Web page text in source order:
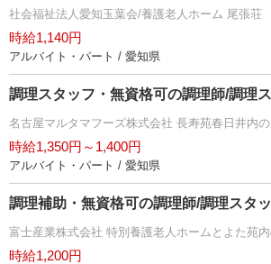
社会福祉法人愛知玉葉会/養護老人ホーム 尾張荘
時給1,140円
アルバイト・パート / 愛知県
調理スタッフ・無資格可の調理師/調理
名古屋マルタマフーズ株式会社 長寿苑春日井内
時給1,350円～1,400円
アルバイト・パート / 愛知県
調理補助・無資格可の調理師/調理スタ
富士産業株式会社 特別養護老人ホームとよた苑
時給1,200円